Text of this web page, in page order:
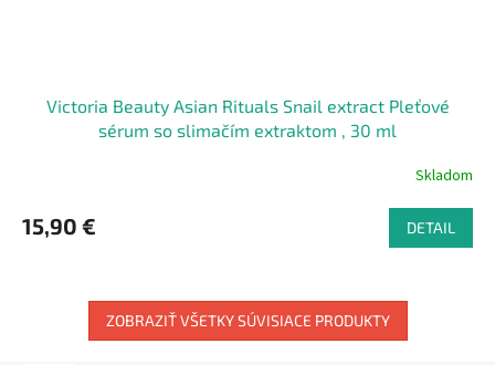
Victoria Beauty Asian Rituals Snail extract Pleťové
sérum so slimačím extraktom , 30 ml
Skladom
15,90 € DETAIL
ZOBRAZIŤ VŠETKY SÚVISIACE PRODUKTY